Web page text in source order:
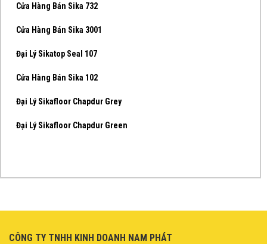
Cửa Hàng Bán Sika 732
Cửa Hàng Bán Sika 3001
Đại Lý Sikatop Seal 107
Cửa Hàng Bán Sika 102
Đại Lý Sikafloor Chapdur Grey
Đại Lý Sikafloor Chapdur Green
CÔNG TY TNHH KINH DOANH NAM PHÁT